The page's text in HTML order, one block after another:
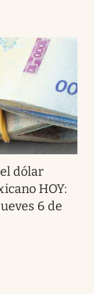
dólar
HOY:
6 de